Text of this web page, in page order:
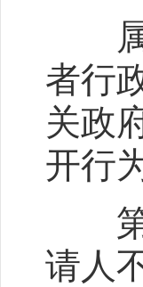
属
者行
关政
开行
第
请人